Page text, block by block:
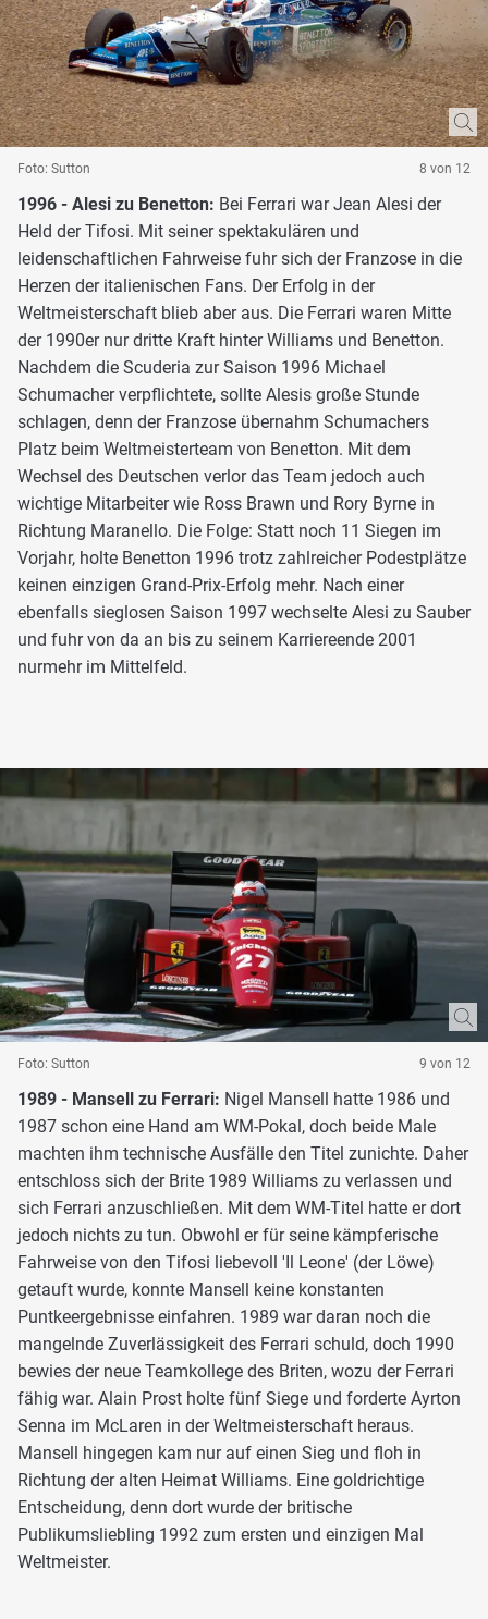
Foto: Sutton 8 von 12
1996 - Alesi zu Benetton: Bei Ferrari war Jean Alesi der
Held der Tifosi. Mit seiner spektakulären und
leidenschaftlichen Fahrweise fuhr sich der Franzose in die
Herzen der italienischen Fans. Der Erfolg in der
Weltmeisterschaft blieb aber aus. Die Ferrari waren Mitte
der 1990er nur dritte Kraft hinter Williams und Benetton.
Nachdem die Scuderia zur Saison 1996 Michael
Schumacher verpflichtete, sollte Alesis große Stunde
schlagen, denn der Franzose übernahm Schumachers
Platz beim Weltmeisterteam von Benetton. Mit dem
Wechsel des Deutschen verlor das Team jedoch auch
wichtige Mitarbeiter wie Ross Brawn und Rory Byrne in
Richtung Maranello. Die Folge: Statt noch 11 Siegen im
Vorjahr, holte Benetton 1996 trotz zahlreicher Podestplätze
keinen einzigen Grand-Prix-Erfolg mehr. Nach einer
ebenfalls sieglosen Saison 1997 wechselte Alesi zu Sauber
und fuhr von da an bis zu seinem Karriereende 2001
nurmehr im Mittelfeld.
Foto: Sutton 9 von 12
1989 - Mansell zu Ferrari: Nigel Mansell hatte 1986 und
1987 schon eine Hand am WM-Pokal, doch beide Male
machten ihm technische Ausfälle den Titel zunichte. Daher
entschloss sich der Brite 1989 Williams zu verlassen und
sich Ferrari anzuschließen. Mit dem WM-Titel hatte er dort
jedoch nichts zu tun. Obwohl er für seine kämpferische
Fahrweise von den Tifosi liebevoll 'Il Leone' (der Löwe)
getauft wurde, konnte Mansell keine konstanten
Puntkeergebnisse einfahren. 1989 war daran noch die
mangelnde Zuverlässigkeit des Ferrari schuld, doch 1990
bewies der neue Teamkollege des Briten, wozu der Ferrari
fähig war. Alain Prost holte fünf Siege und forderte Ayrton
Senna im McLaren in der Weltmeisterschaft heraus.
Mansell hingegen kam nur auf einen Sieg und floh in
Richtung der alten Heimat Williams. Eine goldrichtige
Entscheidung, denn dort wurde der britische
Publikumsliebling 1992 zum ersten und einzigen Mal
Weltmeister.